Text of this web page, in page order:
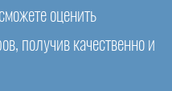
оценить
получив качественно и